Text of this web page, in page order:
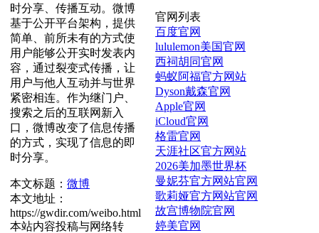
时分享、传播互动。微博
基于公开平台架构，提供
简单、前所未有的方式使
用户能够公开实时发表内
容，通过裂变式传播，让
用户与他人互动并与世界
紧密相连。作为继门户、
搜索之后的互联网新入
口，微博改变了信息传播
的方式，实现了信息的即
时分享。
本文标题： 微博
本文地址：
https://gwdir.com/weibo.html
本站内容投稿与网络转
官网列表
百度官网
lululemon美国官网
西祠胡同官网
蚂蚁阿福官方网站
Dyson戴森官网
Apple官网
iCloud官网
格雷官网
天涯社区官方网站
2026美加墨世界杯
曼妮芬官方网站官网
歌莉娅官方网站官网
故宫博物院官网
婷美官网